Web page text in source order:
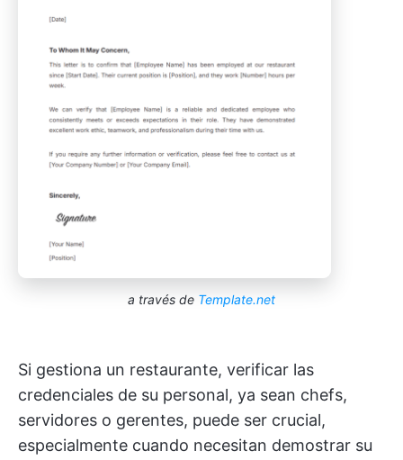
a través de Template.net
Si gestiona un restaurante, verificar las
credenciales de su personal, ya sean chefs,
servidores o gerentes, puede ser crucial,
especialmente cuando necesitan demostrar su